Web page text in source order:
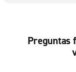
Preguntas